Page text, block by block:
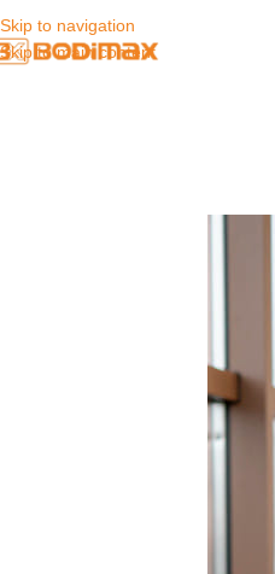
Skip to navigation
Skip to main content